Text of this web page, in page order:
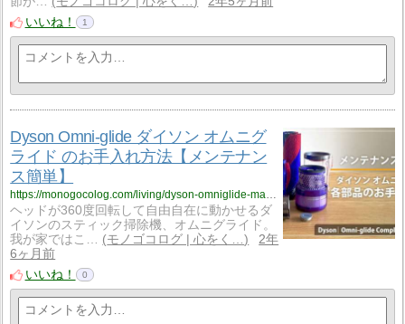
いいね！
1
Dyson Omni-glide ダイソン オムニグ
ライド のお手入れ方法【メンテナン
ス簡単】
ヘッドが360度回転して自由自在に動かせるダ
イソンのスティック掃除機、オムニグライド。
我が家ではこ…
モノゴコログ | 心をく…
2年
6ヶ月前
いいね！
0